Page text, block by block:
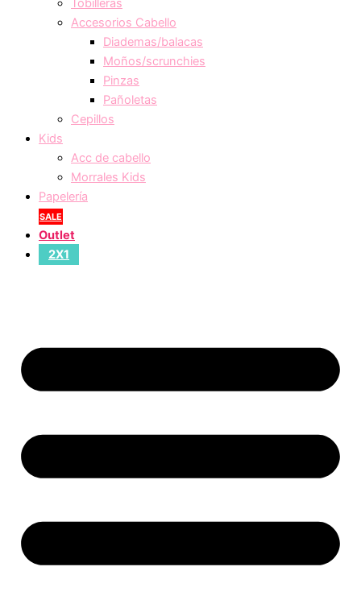
Tobilleras
Accesorios Cabello
Diademas/balacas
Moños/scrunchies
Pinzas
Pañoletas
Cepillos
Kids
Acc de cabello
Morrales Kids
Papelería
SALE
Outlet
2X1